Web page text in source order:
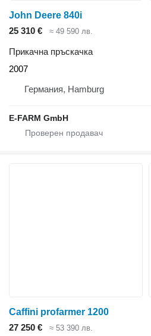
John Deere 840i
25 310 €
≈ 49 590 лв.
Прикачна пръскачка
2007
Германия, Hamburg
E-FARM GmbH
Caffini profarmer 1200
27 250 €
≈ 53 390 лв.